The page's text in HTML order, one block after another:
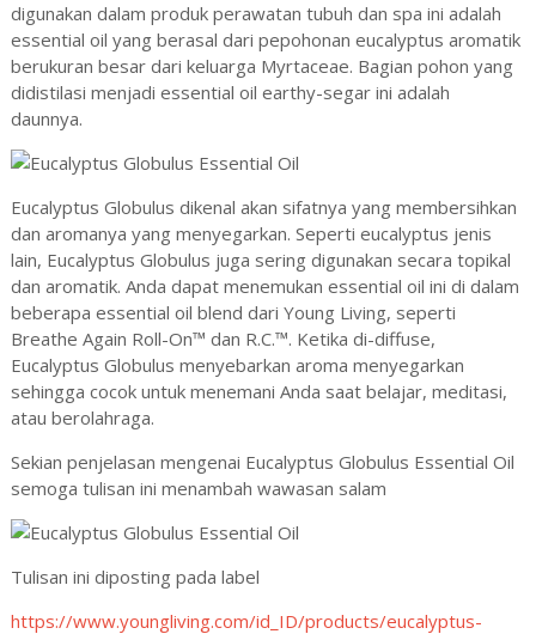
digunakan dalam produk perawatan tubuh dan spa ini adalah
essential oil yang berasal dari pepohonan eucalyptus aromatik
berukuran besar dari keluarga Myrtaceae. Bagian pohon yang
didistilasi menjadi essential oil earthy-segar ini adalah
daunnya.
Eucalyptus Globulus dikenal akan sifatnya yang membersihkan
dan aromanya yang menyegarkan. Seperti eucalyptus jenis
lain, Eucalyptus Globulus juga sering digunakan secara topikal
dan aromatik. Anda dapat menemukan essential oil ini di dalam
beberapa essential oil blend dari Young Living, seperti
Breathe Again Roll-On™ dan R.C.™. Ketika di-diffuse,
Eucalyptus Globulus menyebarkan aroma menyegarkan
sehingga cocok untuk menemani Anda saat belajar, meditasi,
atau berolahraga.
Sekian penjelasan mengenai Eucalyptus Globulus Essential Oil
semoga tulisan ini menambah wawasan salam
Tulisan ini diposting pada label
https://www.youngliving.com/id_ID/products/eucalyptus-